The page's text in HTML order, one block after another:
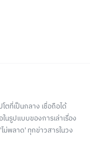
ตที่เป็นกลาง เชื่อถือได้
นรูปแบบของการเล่าเรื่อง
ม่พลาด' ทุกข่าวสารในวง